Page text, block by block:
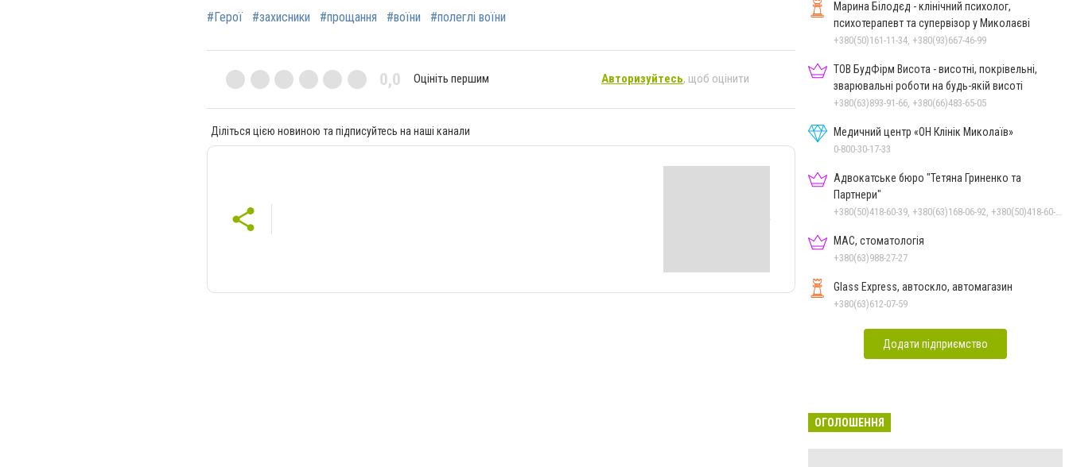
#Герої #захисники #прощання #воїни #полеглі воїни
0,0 Оцініть першим Авторизуйтесь, щоб оцінити
Діліться цією новиною та підписуйтесь на наші канали
Марина Білодєд - клінічний психолог,
психотерапевт та супервізор у Миколаєві
+380(50)161-11-34, +380(93)667-46-99
ТОВ БудФірм Висота - висотні, покрівельні,
зварювальні роботи на будь-якій висоті
+380(63)893-91-66, +380(66)483-65-05
Медичний центр «ОН Клінік Миколаїв»
0-800-30-17-33
Адвокатське бюро "Тетяна Гриненко та
Партнери"
МАС, стоматологія
+380(63)988-27-27
Glass Express, автоскло, автомагазин
+380(63)612-07-59
Додати підприємство
ОГОЛОШЕННЯ